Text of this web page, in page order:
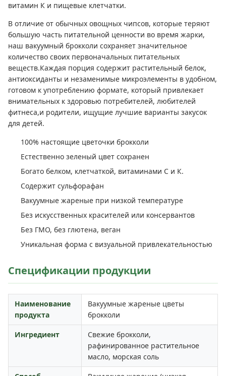
витамин К и пищевые клетчатки.
В отличие от обычных овощных чипсов, которые теряют
большую часть питательной ценности во время жарки,
наш вакуумный брокколи сохраняет значительное
количество своих первоначальных питательных
веществ.Каждая порция содержит растительный белок,
антиоксиданты и незаменимые микроэлементы в удобном,
готовом к употреблению формате, который привлекает
внимательных к здоровью потребителей, любителей
фитнеса,и родители, ищущие лучшие варианты закусок
для детей.
100% настоящие цветочки брокколи
Естественно зеленый цвет сохранен
Богато белком, клетчаткой, витаминами С и К.
Содержит сульфорафан
Вакуумные жареные при низкой температуре
Без искусственных красителей или консервантов
Без ГМО, без глютена, веган
Уникальная форма с визуальной привлекательностью
Спецификации продукции
Наименование
продукта
Вакуумные жареные цветы
брокколи
Ингредиент
Свежие брокколи,
рафинированное растительное
масло, морская соль